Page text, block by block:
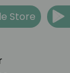
Store